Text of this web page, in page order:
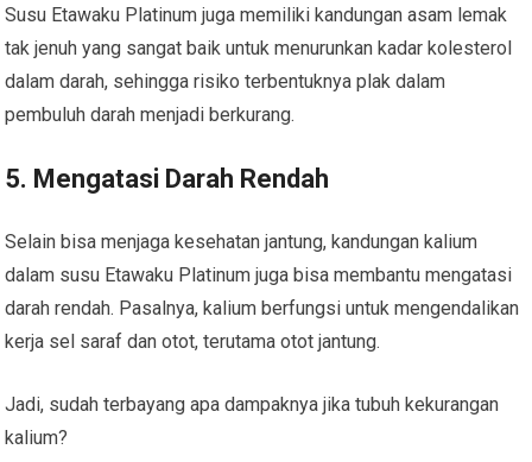
Susu Etawaku Platinum juga memiliki kandungan asam lemak
tak jenuh yang sangat baik untuk menurunkan kadar kolesterol
dalam darah, sehingga risiko terbentuknya plak dalam
pembuluh darah menjadi berkurang.
5. Mengatasi Darah Rendah
Selain bisa menjaga kesehatan jantung, kandungan kalium
dalam susu Etawaku Platinum juga bisa membantu mengatasi
darah rendah. Pasalnya, kalium berfungsi untuk mengendalikan
kerja sel saraf dan otot, terutama otot jantung.
Jadi, sudah terbayang apa dampaknya jika tubuh kekurangan
kalium?